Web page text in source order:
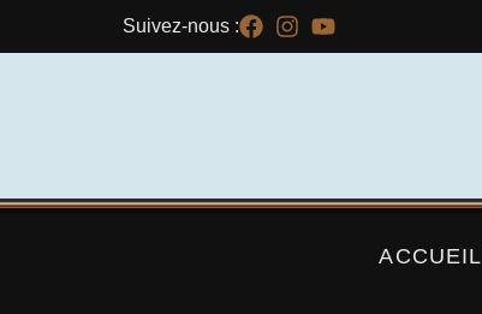
Suivez-nous :
ACCUEIL